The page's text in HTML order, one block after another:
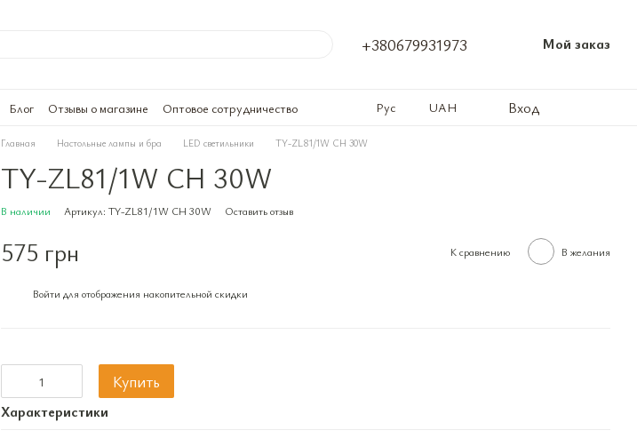
+380679931973 Мой заказ
Блог Отзывы о магазине Оптовое сотрудничество Рус UAH Вход
Главная Настольные лампы и бра LED светильники TY-ZL81/1W CH 30W
TY-ZL81/1W CH 30W
В наличии Артикул: TY-ZL81/1W CH 30W Оставить отзыв
575 грн К сравнению В желания
Войти для отображения накопительной скидки
Купить
Характеристики